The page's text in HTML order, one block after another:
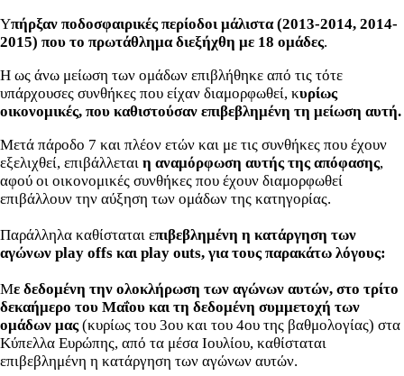
Υπήρξαν ποδοσφαιρικές περίοδοι μάλιστα (2013-2014, 2014-
2015) που το πρωτάθλημα διεξήχθη με 18 ομάδες.
Η ως άνω μείωση των ομάδων επιβλήθηκε από τις τότε
υπάρχουσες συνθήκες που είχαν διαμορφωθεί, κυρίως
οικονομικές, που καθιστούσαν επιβεβλημένη τη μείωση αυτή.
Μετά πάροδο 7 και πλέον ετών και με τις συνθήκες που έχουν
εξελιχθεί, επιβάλλεται η αναμόρφωση αυτής της απόφασης,
αφού οι οικονομικές συνθήκες που έχουν διαμορφωθεί
επιβάλλουν την αύξηση των ομάδων της κατηγορίας.
Παράλληλα καθίσταται επιβεβλημένη η κατάργηση των
αγώνων play offs και play outs, για τους παρακάτω λόγους:
Με δεδομένη την ολοκλήρωση των αγώνων αυτών, στο τρίτο
δεκαήμερο του Μαΐου και τη δεδομένη συμμετοχή των
ομάδων μας(κυρίως του 3ου και του 4ου της βαθμολογίας) στα
Κύπελλα Ευρώπης, από τα μέσα Ιουλίου, καθίσταται
επιβεβλημένη η κατάργηση των αγώνων αυτών.